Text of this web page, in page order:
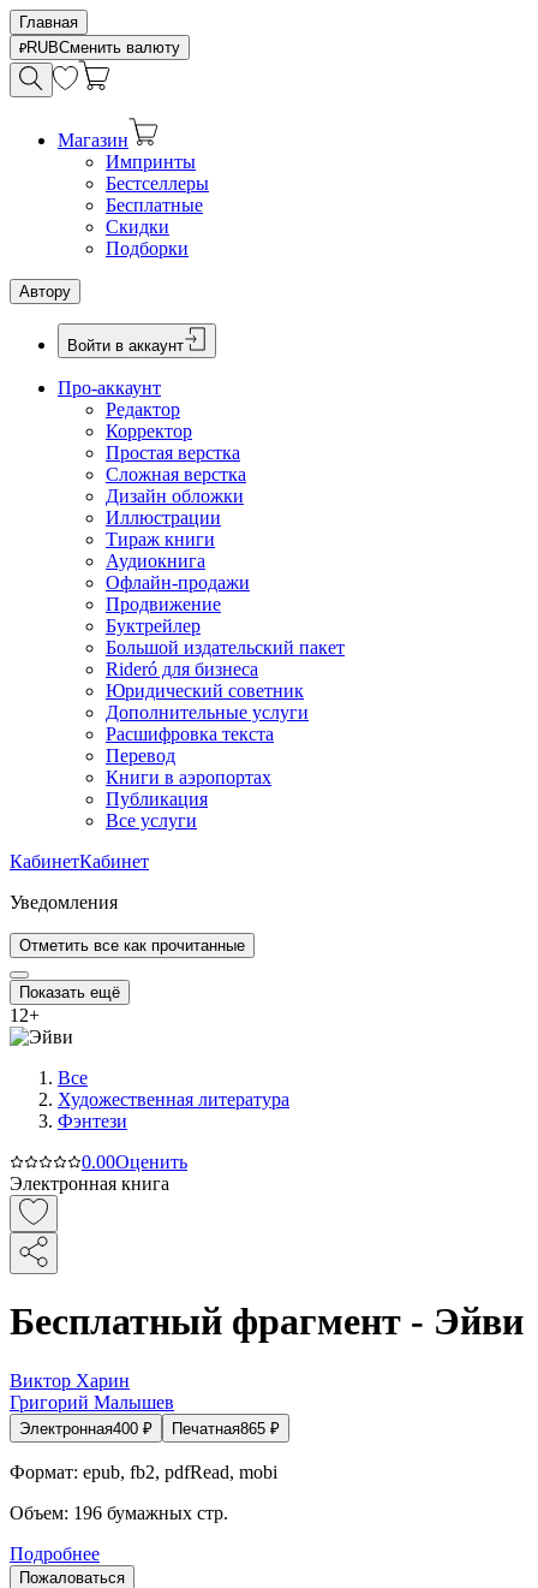
Главная
RUBСменить валюту
Магазин
Импринты
Бестселлеры
Бесплатные
Скидки
Подборки
Автору
Войти в аккаунт
Про-аккаунт
Редактор
Корректор
Простая верстка
Сложная верстка
Дизайн обложки
Иллюстрации
Тираж книги
Аудиокнига
Офлайн-продажи
Продвижение
Буктрейлер
Большой издательский пакет
Rideró для бизнеса
Юридический советник
Дополнительные услуги
Расшифровка текста
Перевод
Книги в аэропортах
Публикация
Все услуги
КабинетКабинет
Уведомления
Отметить все как прочитанные
Показать ещё
12+
Все
Художественная литература
Фэнтези
0.00Оценить
Электронная книга
Бесплатный фрагмент - Эйви
Виктор Харин
Григорий Малышев
Электронная400 ₽ Печатная865 ₽
Формат: epub, fb2, pdfRead, mobi
Объем: 196 бумажных стр.
Подробнее
Пожаловаться